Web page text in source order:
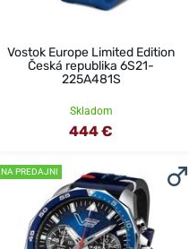
Vostok Europe Limited Edition
Česká republika 6S21-
225A481S
Skladom
444 €
NA PREDAJNI